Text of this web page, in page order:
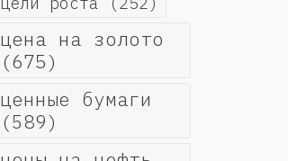
цена на золото
(675)
ценные бумаги
(589)